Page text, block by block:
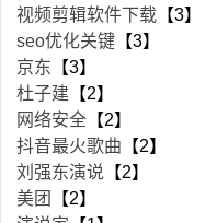
视频剪辑软件下载 【3】
seo优化关键 【3】
京东 【3】
杜子建 【2】
网络安全 【2】
抖音最火歌曲 【2】
刘强东演说 【2】
美团
【2】